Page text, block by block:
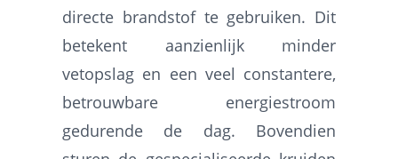
directe brandstof te gebruiken. Dit
betekent aanzienlijk minder
vetopslag en een veel constantere,
betrouwbare energiestroom
gedurende de dag. Bovendien